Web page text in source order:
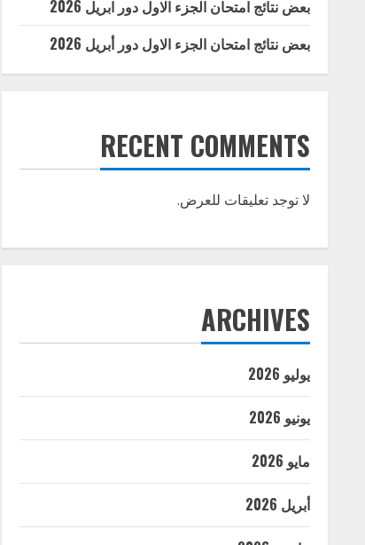
بعض نتائج امتحان الجزء الاول دور ابريل 2026
بعض نتائج امتحان الجزء الاول دور أبريل 2026
RECENT COMMENTS
لا توجد تعليقات للعرض.
ARCHIVES
يوليو 2026
يونيو 2026
مايو 2026
أبريل 2026